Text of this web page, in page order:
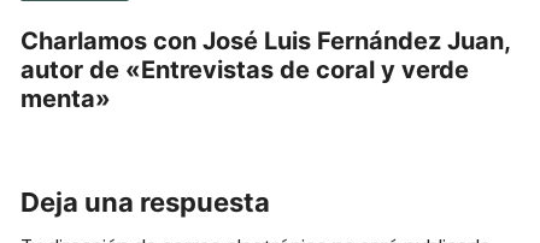
Charlamos con José Luis Fernández Juan,
autor de «Entrevistas de coral y verde
menta»
Deja una respuesta